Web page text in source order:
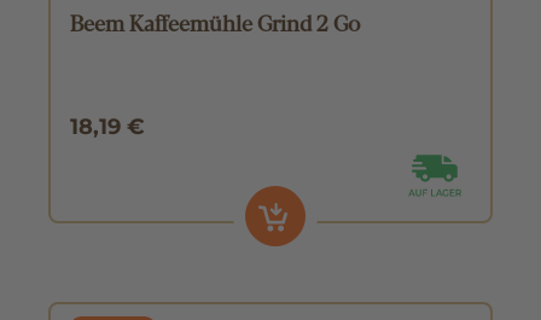
Beem Kaffeemühle Grind 2 Go
18,19 €